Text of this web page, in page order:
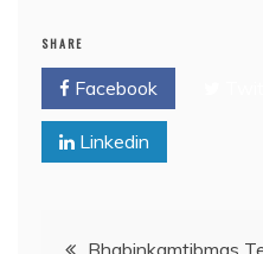
SHARE
Facebook
Linkedin
Navigasi
Bhabinkamtibmas